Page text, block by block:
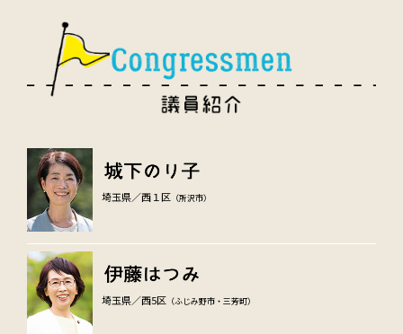
埼玉県／西１区 （所沢市）
埼玉県／西5区 （ふじみ野市・三芳町）